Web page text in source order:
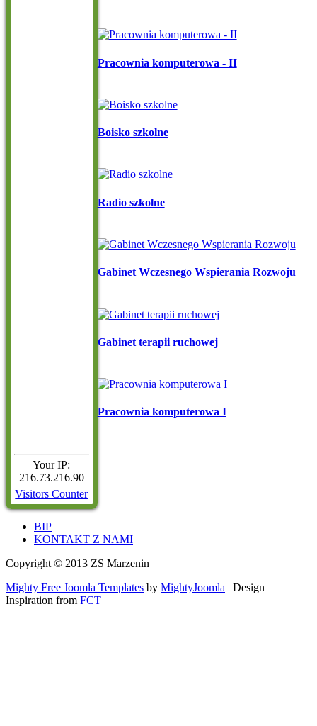
Pracownia komputerowa - II
Boisko szkolne
Radio szkolne
Gabinet Wczesnego Wspierania Rozwoju
Gabinet terapii ruchowej
Pracownia komputerowa I
Your IP:
216.73.216.90
Visitors Counter
BIP
KONTAKT Z NAMI
Copyright © 2013 ZS Marzenin
Mighty Free Joomla Templates by MightyJoomla | Design
Inspiration from FCT